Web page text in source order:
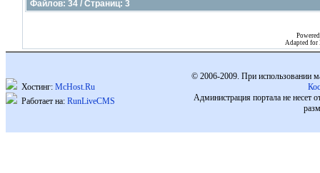
Файлов: 34 / Страниц: 3
Adapted for
Хостинг: McHost.Ru
Работает на: RunLiveCMS
© 2006-2009. При использовании
Администрация портала не несет